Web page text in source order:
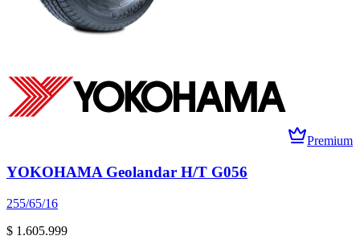
Premium
YOKOHAMA Geolandar H/T G056
255/65/16
$ 1.605.999